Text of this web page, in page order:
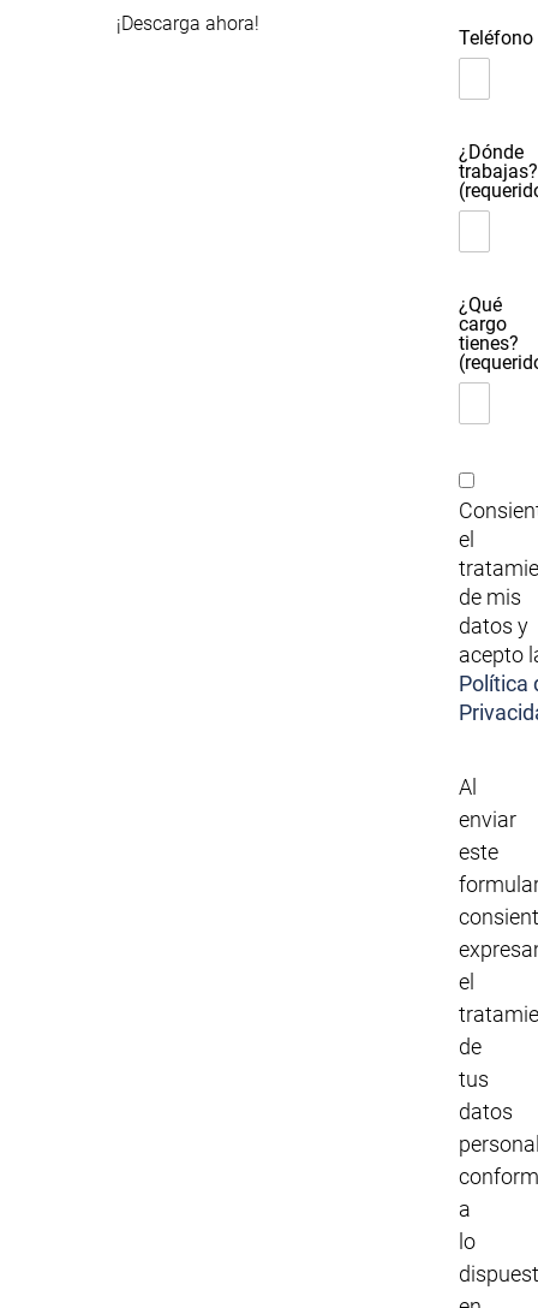
¡Descarga ahora!
Teléfono
¿Dónde
trabajas?
¿Qué
cargo
tienes?
el
de mis
datos y
acepto
Política
Al
enviar
este
el
de
tus
datos
a
lo